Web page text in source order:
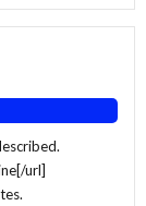
url]